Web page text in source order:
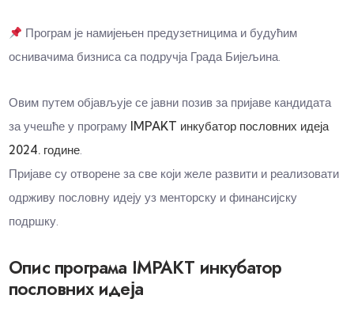
Програм је намијењен предузетницима и будућим
оснивачима бизниса са подручја Града Бијељина.
Овим путем објављује се јавни позив за пријаве кандидата
за учешће у програму IMPAKT инкубатор пословних идеја
2024. године.
Пријаве су отворене за све који желе развити и реализовати
одрживу пословну идеју уз менторску и финансијску
подршку.
Опис програма IMPAKT инкубатор
пословних идеја